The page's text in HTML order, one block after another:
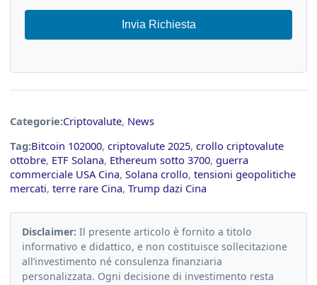
Invia Richiesta
Categorie:Criptovalute, News
Tag:Bitcoin 102000, criptovalute 2025, crollo criptovalute
ottobre, ETF Solana, Ethereum sotto 3700, guerra
commerciale USA Cina, Solana crollo, tensioni geopolitiche
mercati, terre rare Cina, Trump dazi Cina
Disclaimer: Il presente articolo è fornito a titolo
informativo e didattico, e non costituisce sollecitazione
all’investimento né consulenza finanziaria
personalizzata. Ogni decisione di investimento resta